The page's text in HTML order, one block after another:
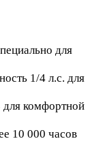
для
1/4 л.с. для
комфортной
10 000 часов